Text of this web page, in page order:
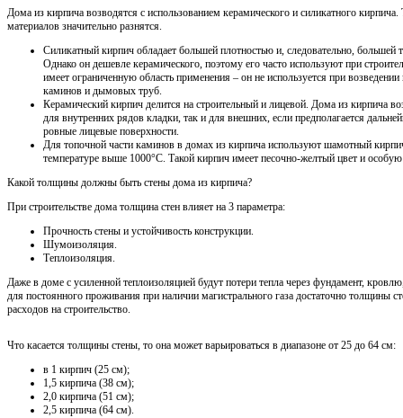
Дома из кирпича возводятся с использованием керамического и силикатного
материалов значительно разнятся.
Силикатный кирпич обладает большей плотностью и, следовательно,
Однако он дешевле керамического, поэтому его часто используют при
имеет ограниченную область применения – он не используется при
каминов и дымовых труб.
Керамический кирпич делится на строительный и лицевой. Дома из кирпича
для внутренних рядов кладки, так и для внешних, если предполагается
ровные лицевые поверхности.
Для топочной части каминов в домах из кирпича используют шамотный
температуре выше 1000°С. Такой кирпич имеет песочно-желтый цвет и особую
Какой толщины должны быть стены дома из кирпича?
При строительстве дома толщина стен влияет на 3 параметра:
Прочность стены и устойчивость конструкции.
Шумоизоляция.
Теплоизоляция.
Даже в доме с усиленной теплоизоляцией будут потери тепла через фундамент,
для постоянного проживания при наличии магистрального газа достаточно толщины
расходов на строительство.
Что касается толщины стены, то она может варьироваться в диапазоне от 25 до 64 см:
в 1 кирпич (25 см);
1,5 кирпича (38 см);
2,0 кирпича (51 см);
2,5 кирпича (64 см).